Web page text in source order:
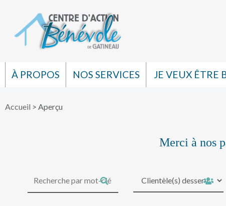
À PROPOS NOS SERVICES JE VEUX ÊTRE
Accueil > Aperçu
Merci à nos